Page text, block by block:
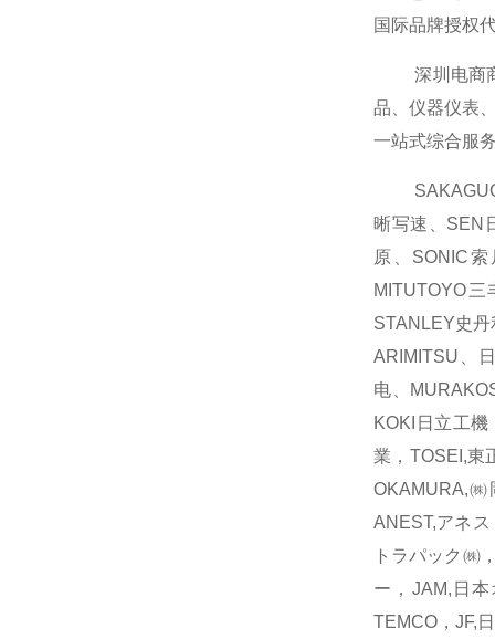
国际品牌授权
深圳电商商
品、仪器仪表
一站式综合服
晰写速、SEN
原、SONIC
MITUTOYO
STANLEY史
ARIMITSU、
电、
KOKI日立工
業，TOSEI,東
OKAMURA,
ANEST,アネ
トラパック㈱
ー，JAM,日
TEMCO，JF,